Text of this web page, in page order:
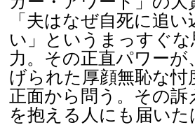
「夫はなぜ自死に追
い」というまっすぐ
力。その正直パワー
げられた厚顔無恥な
正面から問う。その
を抱える人にも届いた